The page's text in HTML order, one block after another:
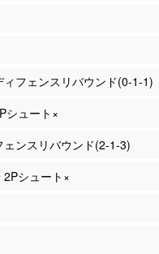
ィフェンスリバウンド(0-1-1)
シュート×
ェンスリバウンド(2-1-3)
シュート×